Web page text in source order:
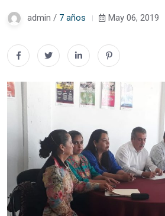
admin / 7 años May 06, 2019